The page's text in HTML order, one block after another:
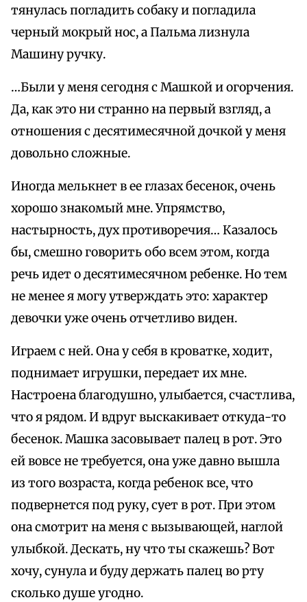
тянулась погладить собаку и погладила
черный мокрый нос, а Пальма лизнула
Машину ручку.
…Были у меня сегодня с Машкой и огорчения.
Да, как это ни странно на первый взгляд, а
отношения с десятимесячной дочкой у меня
довольно сложные.
Иногда мелькнет в ее глазах бесенок, очень
хорошо знакомый мне. Упрямство,
настырность, дух противоречия… Казалось
бы, смешно говорить обо всем этом, когда
речь идет о десятимесячном ребенке. Но тем
не менее я могу утверждать это: характер
девочки уже очень отчетливо виден.
Играем с ней. Она у себя в кроватке, ходит,
поднимает игрушки, передает их мне.
Настроена благодушно, улыбается, счастлива,
что я рядом. И вдруг выскакивает откуда-то
бесенок. Машка засовывает палец в рот. Это
ей вовсе не требуется, она уже давно вышла
из того возраста, когда ребенок все, что
подвернется под руку, сует в рот. При этом
она смотрит на меня с вызывающей, наглой
улыбкой. Дескать, ну что ты скажешь? Вот
хочу, сунула и буду держать палец во рту
сколько душе угодно.